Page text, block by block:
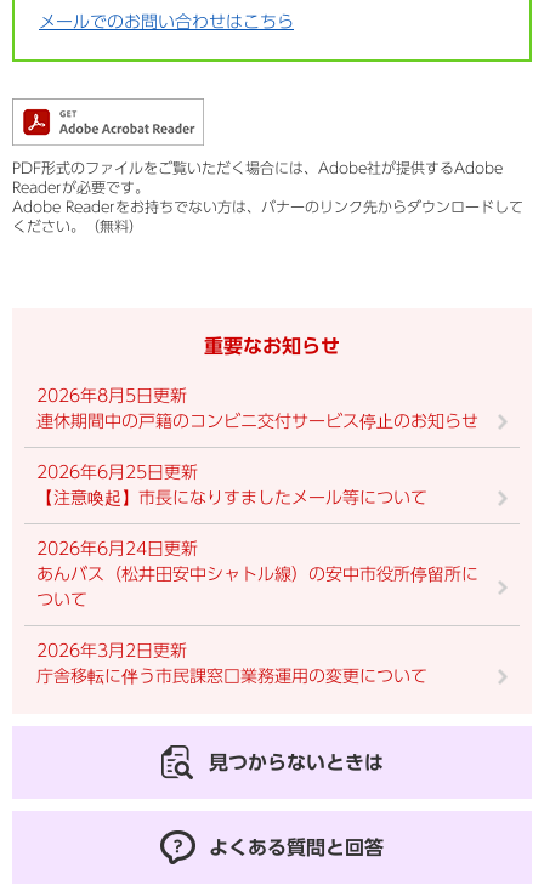
メールでのお問い合わせはこちら
PDF形式のファイルをご覧いただく場合には、Adobe社が提供するAdobe
Readerが必要です。
Adobe Readerをお持ちでない方は、バナーのリンク先からダウンロードして
ください。（無料）
重要なお知らせ
2026年8月5日更新
連休期間中の戸籍のコンビニ交付サービス停止のお知らせ
2026年6月25日更新
【注意喚起】市長になりすましたメール等について
2026年6月24日更新
あんバス（松井田安中シャトル線）の安中市役所停留所に
ついて
2026年3月2日更新
庁舎移転に伴う市民課窓口業務運用の変更について
見つからないときは
よくある質問と回答